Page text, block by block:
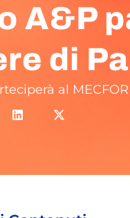
A&P
di
al